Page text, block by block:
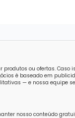
ou ofertas.
é baseado em
— e nossa equipe
nosso conteúdo